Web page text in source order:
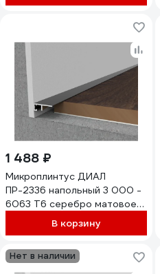
1 488 ₽
Микроплинтус ДИАЛ
ПР-2336 напольный 3 000 -
6063 Т6 серебро матовое
4687204783524
В корзину
Нет в наличии